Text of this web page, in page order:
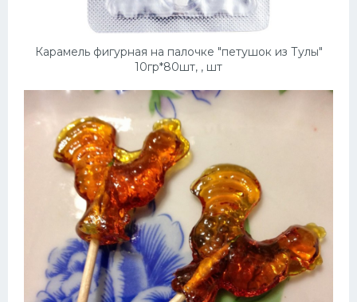
Карамель фигурная на палочке "петушок из Тулы"
10гр*80шт, , шт